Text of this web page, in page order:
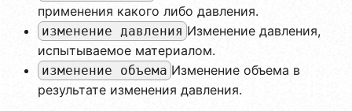
применения какого либо давления.
изменение давления Изменение давления,
испытываемое материалом.
изменение объема Изменение объема в
результате изменения давления.